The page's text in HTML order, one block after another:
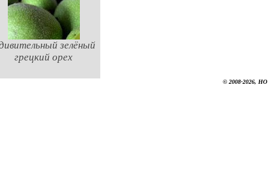
зелёный
грецкий орех
© 2008-2026,